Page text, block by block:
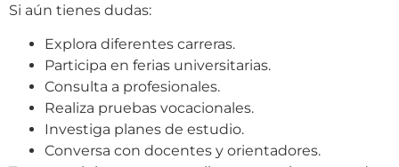
Si aún tienes dudas:
Explora diferentes carreras.
Participa en ferias universitarias.
Consulta a profesionales.
Realiza pruebas vocacionales.
Investiga planes de estudio.
Conversa con docentes y orientadores.